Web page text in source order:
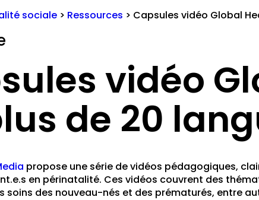
sociale > Ressources > Capsules vidéo Global
vidéo
de 20
propose une série de vidéos pédagogiques,
en périnatalité. Ces vidéos couvrent des
soins des nouveau-nés et des prématurés, entre